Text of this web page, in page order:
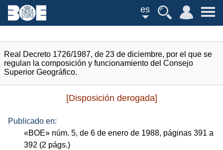
es
Real Decreto 1726/1987, de 23 de diciembre, por el que se
regulan la composición y funcionamiento del Consejo
Superior Geográfico.
[Disposición derogada]
Publicado en:
«BOE» núm. 5, de 6 de enero de 1988, páginas 391 a
392 (2 págs.)